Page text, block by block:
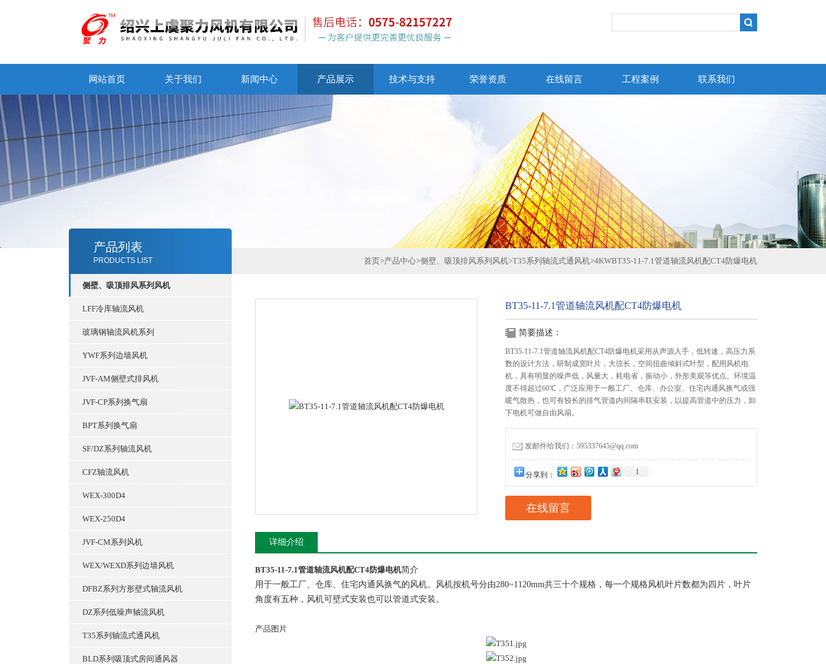
网站首页 关于我们 新闻中心 产品展示 技术与支持 荣誉资质 在线留言 工程案例 联系我们
产品列表
PRODUCTS LIST
侧壁、吸顶排风系列风机
LFF冷库轴流风机
玻璃钢轴流风机系列
YWF系列边墙风机
JVF-AM侧壁式排风机
JVF-CP系列换气扇
BPT系列换气扇
SF/DZ系列轴流风机
CFZ轴流风机
WEX-300D4
WEX-250D4
JVF-CM系列风机
WEX/WEXD系列边墙风机
DFBZ系列方形壁式轴流风机
DZ系列低噪声轴流风机
T35系列轴流式通风机
BLD系列吸顶式房间通风器
首页>产品中心>侧壁、吸顶排风系列风机>T35系列轴流式通风机>4KWBT35-11-7.1管道轴流风机配CT4防爆电机
BT35-11-7.1管道轴流风机配CT4防爆电机
简要描述：
BT35-11-7.1管道轴流风机配CT4防爆电机采用从声源入手，低转速，高压力系
数的设计方法，研制成宽叶片，大弦长，空间扭曲倾斜式叶型，配用风机电
机，具有明显的噪声低，风量大，耗电省，振动小，外形美观等优点。环境温
度不得超过60℃，广泛应用于一般工厂、仓库、办公室、住宅内通风换气或强
暖气散热，也可有较长的排气管道内间隔串联安装，以提高管道中的压力，卸
下电机可做自由风扇。
发邮件给我们：595337645@qq.com
分享到： 1
在线留言
详细介绍
BT35-11-7.1管道轴流风机配CT4防爆电机简介
用于一般工厂、仓库、住宅内通风换气的风机。风机按机号分由280~1120mm共三十个规格，每一个规格风机叶片数都为四片，叶片
角度有五种，风机可壁式安装也可以管道式安装。
产品图片